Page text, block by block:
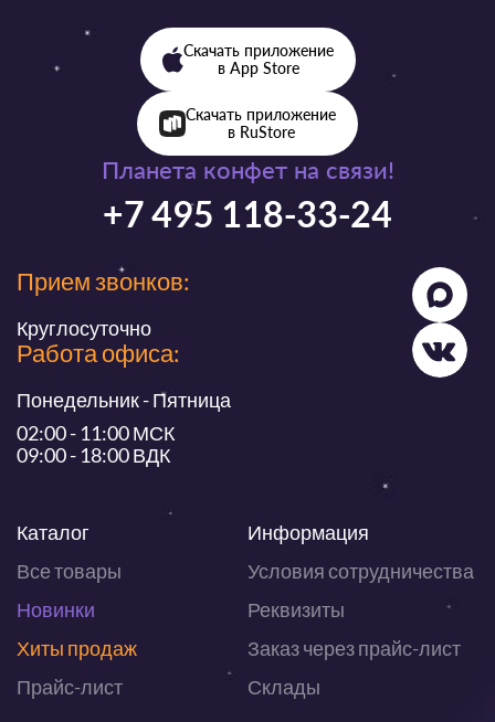
Планета конфет на связи!
+7 495 118-33-24
Прием звонков:
Круглосуточно
Работа офиса:
Понедельник - Пятница
02:00 - 11:00 МСК
09:00 - 18:00 ВДК
Каталог
Все товары
Новинки
Хиты продаж
Прайс-лист
Информация
Условия сотрудничества
Реквизиты
Заказ через прайс-лист
Склады
Скачать приложение
в App Store
Скачать приложение
в RuStore